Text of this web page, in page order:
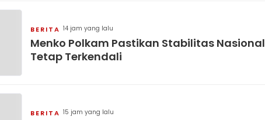
BERITA 14 jam yang lalu
Menko Polkam Pastikan Stabilitas Nasional
Tetap Terkendali
BERITA 15 jam yang lalu